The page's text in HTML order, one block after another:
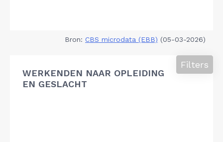
Bron: CBS microdata (EBB) (05-03-2026)
WERKENDEN NAAR OPLEIDING
EN GESLACHT
Filters